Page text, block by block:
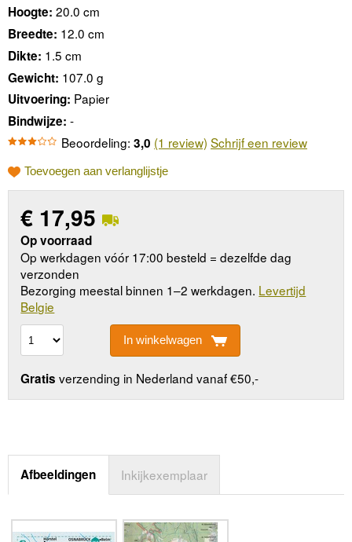
Hoogte: 20.0 cm
Breedte: 12.0 cm
Dikte: 1.5 cm
Gewicht: 107.0 g
Uitvoering: Papier
Bindwijze: -
Beoordeling: 3,0 (1 review) Schrijf een review
Toevoegen aan verlanglijstje
€ 17,95
Op voorraad
Op werkdagen vóór 17:00 besteld = dezelfde dag
verzonden
Bezorging meestal binnen 1–2 werkdagen. Levertijd
Belgie
In winkelwagen
Gratis verzending in Nederland vanaf €50,-
Afbeeldingen Inkijkexemplaar